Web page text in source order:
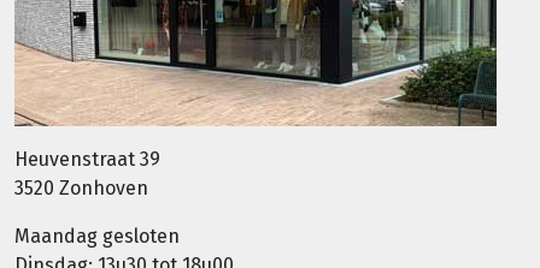
Heuvenstraat 39
3520 Zonhoven
Maandag gesloten